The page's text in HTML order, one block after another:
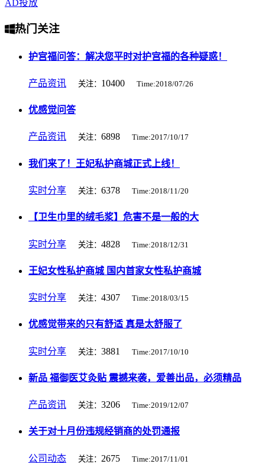
AD投放
热门关注
护宫福问答：解决您平时对护宫福的各种疑惑！
产品资讯 关注： 10400 Time:2018/07/26
优感觉问答
产品资讯 关注： 6898 Time:2017/10/17
我们来了！王妃私护商城正式上线！
实时分享 关注： 6378 Time:2018/11/20
【卫生巾里的绒毛浆】危害不是一般的大
实时分享 关注： 4828 Time:2018/12/31
王妃女性私护商城 国内首家女性私护商城
实时分享 关注： 4307 Time:2018/03/15
优感觉带来的只有舒适 真是太舒服了
实时分享 关注： 3881 Time:2017/10/10
新品 福御医艾灸贴 震撼来袭，爱善出品，必须精品
产品资讯 关注： 3206 Time:2019/12/07
关于对十月份违规经销商的处罚通报
公司动态 关注： 2675 Time:2017/11/01